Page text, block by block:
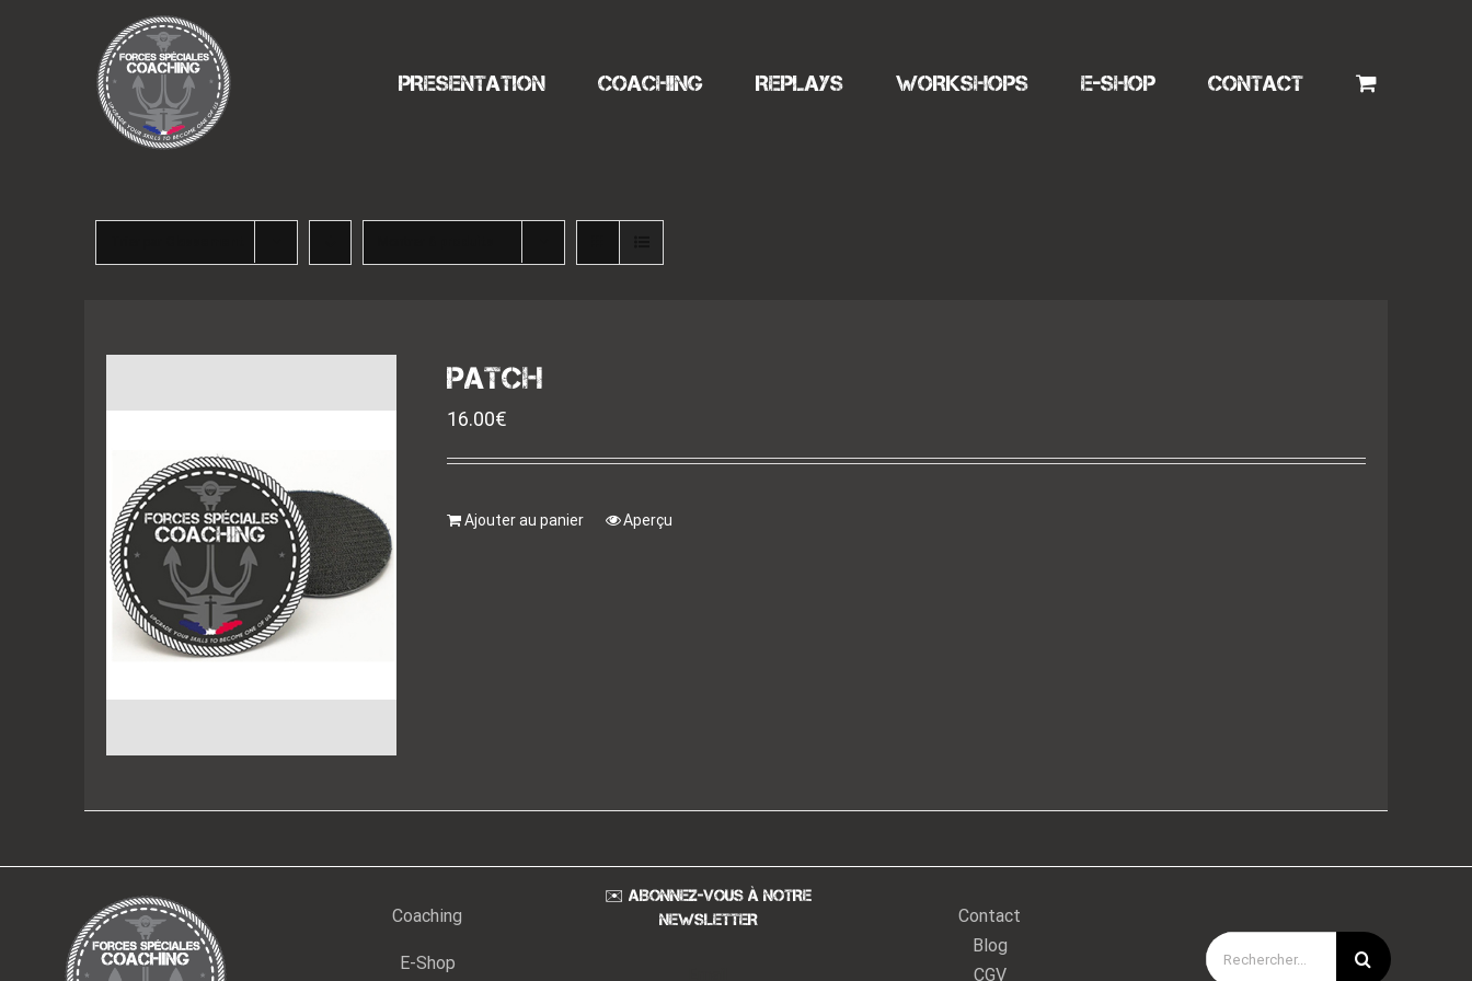
PRESENTATION COACHING REPLAYS WORKSHOPS E-SHOP CONTACT
PATCH
16.00€
Ajouter au panier Aperçu
Coaching
E-Shop
✉️ ABONNEZ-VOUS À NOTRE
NEWSLETTER
Contact
Blog
CGV
Rechercher: